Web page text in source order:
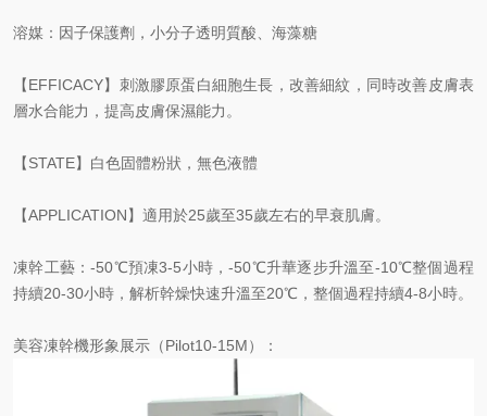
溶媒：因子保護劑，小分子透明質酸、海藻糖
【EFFICACY】刺激膠原蛋白細胞生長，改善細紋，同時改善皮膚表
層水合能力，提高皮膚保濕能力。
【STATE】白色固體粉狀，無色液體
【APPLICATION】適用於25歲至35歲左右的早衰肌膚。
凍幹工藝：-50℃預凍3-5小時，-50℃升華逐步升溫至-10℃整個過程
持續20-30小時，解析幹燥快速升溫至20℃，整個過程持續4-8小時。
美容凍幹機形象展示（Pilot10-15M）：